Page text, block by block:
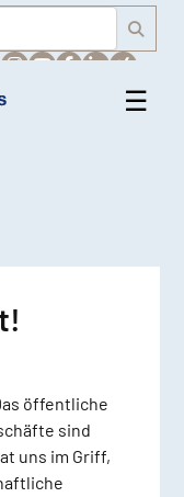
☰
öffentliche
sind
uns im Griff,